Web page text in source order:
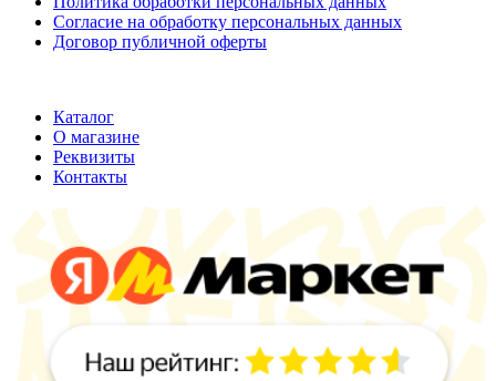
Согласие на обработку персональных данных
Договор публичной оферты
Каталог
О магазине
Реквизиты
Контакты